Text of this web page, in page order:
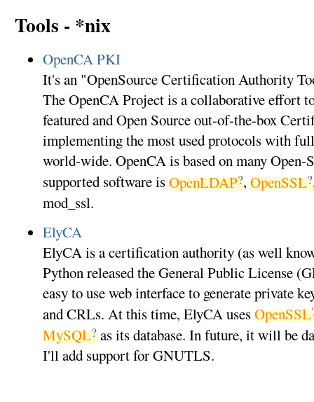
Tools - *nix
OpenCA PKI
It's an "OpenSource Certification Authority
The OpenCA Project is a collaborative effort
featured and Open Source out-of-the-box
implementing the most used protocols with
world-wide. OpenCA is based on many Open-
supported software isOpenLDAP?, OpenSSL?
mod_ssl.
ElyCA
ElyCA is a certification authority (as well
Python released the General Public License
easy to use web interface to generate private
and CRLs. At this time, ElyCA usesOpenSSL
MySQL?as its database. In future, it will be
I'll add support for GNUTLS.